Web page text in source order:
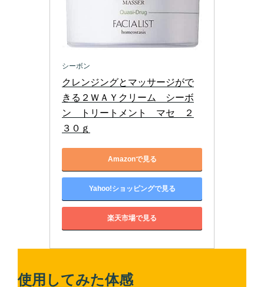
シーボン
クレンジングとマッサージがで
きる２ＷＡＹクリーム　シーボ
ン　トリートメント　マセ　２
３０ｇ
Amazonで見る
Yahoo!ショッピングで見る
楽天市場で見る
使用してみた体感